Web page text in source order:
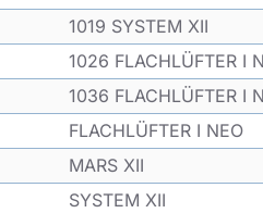
1019 SYSTEM XII
1026 FLACHLÜFTER I
1036 FLACHLÜFTER I
FLACHLÜFTER I NEO
MARS XII
SYSTEM XII